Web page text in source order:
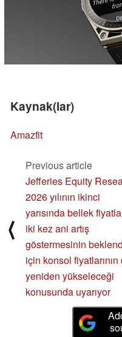
Kaynak(lar)
Amazfit
⟨
Previous article
Jefferies Equity
2026 yılının ikinci
yarısında bellek
iki kez ani artış
göstermesinin
için konsol fiyatlarının
yeniden yükseleceği
konusunda uyarıyor